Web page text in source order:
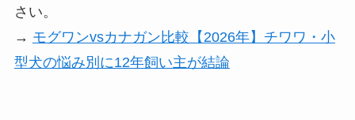
さい。
→ モグワンvsカナガン比較【2026年】チワワ・小
型犬の悩み別に12年飼い主が結論